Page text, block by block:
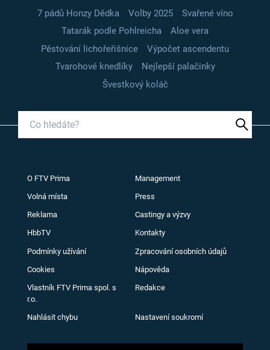
7 pádů Honzy Dědka
Volby 2025
Svařené víno
Tatarák podle Pohlreicha
Aloe vera
Pěstování lichořeřišnice
Výpočet ascendentu
Tvarohové knedlíky
Nejlepší palačinky
Švestkový koláč
O FTV Prima Management
Volná místa Press
Reklama Castingy a výzvy
HbbTV Kontakty
Podmínky užívání Zpracování osobních údajů
Cookies Nápověda
Vlastník FTV Prima spol. s
r.o.
Redakce
Nahlásit chybu Nastavení soukromí